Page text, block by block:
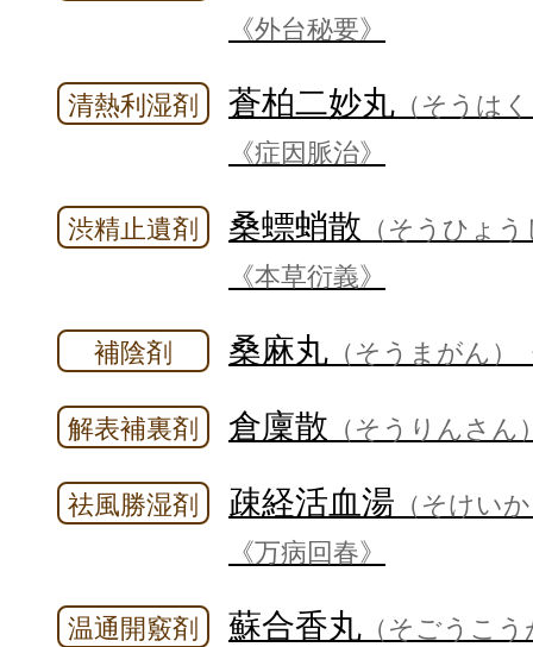
《外台秘要》
清熱利湿剤 蒼柏二妙丸 （そうは
《症因脈治》
渋精止遺剤 桑螵蛸散 （そうひょ
《本草衍義》
補陰剤 桑麻丸 （そうまがん）
解表補裏剤 倉廩散 （そうりんさん
祛風勝湿剤 疎経活血湯 （そけい
《万病回春》
温通開竅剤 蘇合香丸 （そごうこ